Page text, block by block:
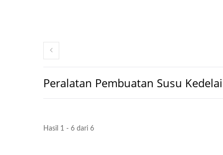
Peralatan Pembuatan Susu Kedelai
Hasil 1 - 6 dari 6